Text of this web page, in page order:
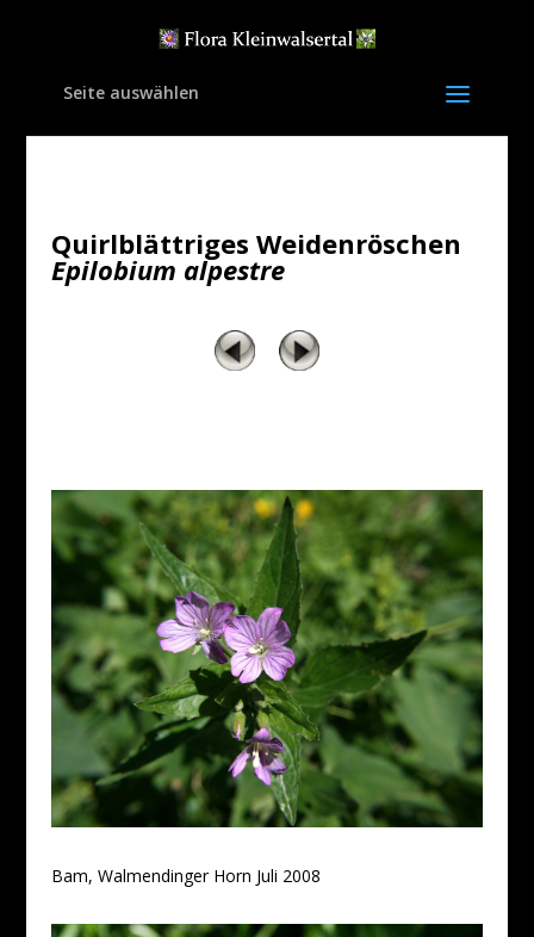
Seite auswählen
Quirlblättriges Weidenröschen
Epilobium alpestre
Bam, Walmendinger Horn Juli 2008